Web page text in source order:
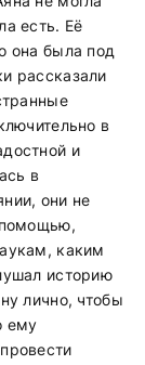
есть. Её
она была под
рассказали
в
и
в
они не
каким
историю
лично, чтобы
ему